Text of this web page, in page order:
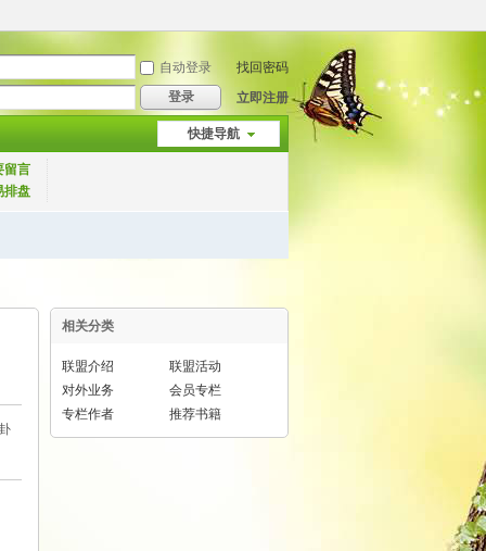
自动登录
找回密码
登录 立即注册
快捷导航
留言
排盘
相关分类
联盟介绍
联盟活动
对外业务
会员专栏
专栏作者
推荐书籍